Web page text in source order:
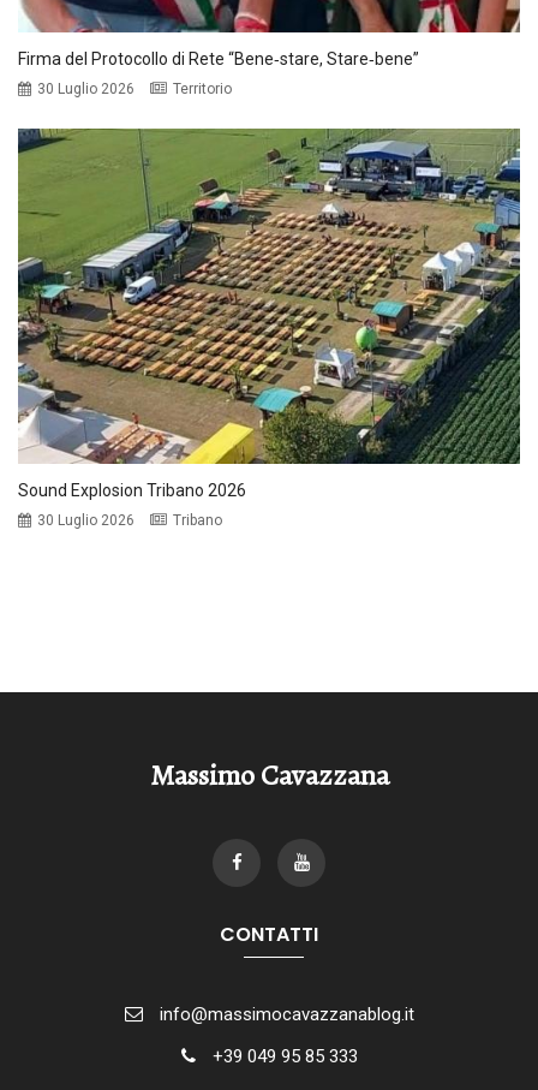
Firma del Protocollo di Rete “Bene‑stare, Stare‑bene”
30 Luglio 2026 Territorio
Sound Explosion Tribano 2026
30 Luglio 2026 Tribano
Massimo Cavazzana
CONTATTI
info@massimocavazzanablog.it
+39 049 95 85 333